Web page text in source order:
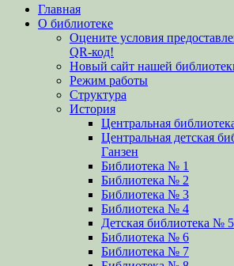
Перейти
содержимому
Главная
О библиотеке
Оцените условия
QR-код!
Новый сайт нашей
Режим работы
Структура
История
Центральная
Центральная детская
Ганзен
Библиотека № 1
Библиотека № 2
Библиотека № 3
Библиотека № 4
Детская библиотека № 5
Библиотека № 6
Библиотека № 7